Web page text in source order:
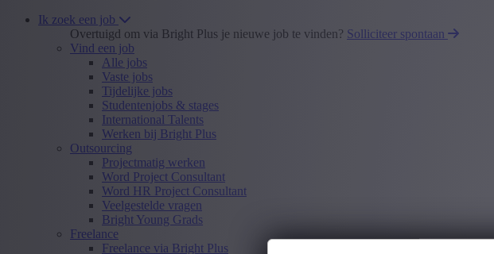
Ik zoek een job
Overtuigd om via Bright Plus je nieuwe job te vinden? Solliciteer spontaan
Vind een job
Alle jobs
Vaste jobs
Tijdelijke jobs
Studentenjobs & stages
International Talents
Werken bij Bright Plus
Outsourcing
Projectmatig werken
Word Project Consultant
Word HR Project Consultant
Veelgestelde vragen
Bright Young Grads
Freelance
Freelance via Bright Plus